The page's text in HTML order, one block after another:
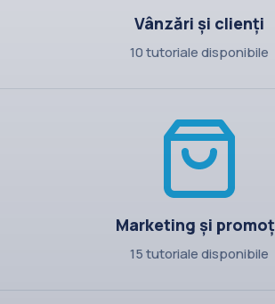
Vânzări și clienți
10 tutoriale disponibile
Marketing și
15 tutoriale disponibile